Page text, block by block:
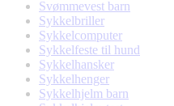
Svømmevest barn
Sykkelbriller
Sykkelcomputer
Sykkelfeste til hund
Sykkelhansker
Sykkelhenger
Sykkelhjelm barn